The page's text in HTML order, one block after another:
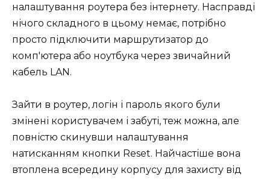
налаштування роутера без інтернету. Насправді
нічого складного в цьому немає, потрібно
просто підключити маршрутизатор до
комп'ютера або ноутбука через звичайний
кабель LAN.
Зайти в роутер, логін і пароль якого були
змінені користувачем і забуті, теж можна, але
повністю скинувши налаштування
натисканням кнопки Reset. Найчастіше вона
втоплена всередину корпусу для захисту від